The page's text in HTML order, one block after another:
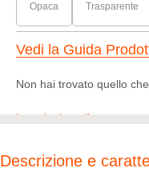
Opaca Trasparente
Vedi la Guida
Non hai trovato quello
Istruzioni per l’uso
Descrizione e